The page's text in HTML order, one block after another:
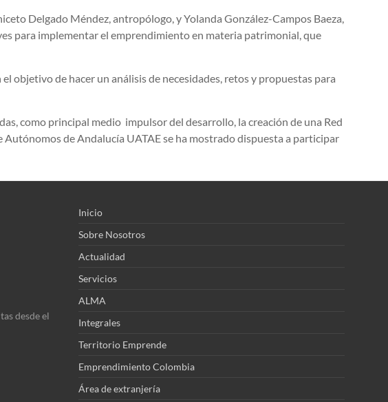
Delgado Méndez, antropólogo, y Yolanda González-Campos Baeza,
para implementar el emprendimiento en materia patrimonial, que
objetivo de hacer un análisis de necesidades, retos y propuestas para
como principal medio impulsor del desarrollo, la creación de una Red
de Andalucía UATAE se ha mostrado dispuesta a participar
desde el
Inicio
Sobre Nosotros
Actualidad
Servicios
ALMA
Integrales
Territorio Emprende
Emprendimiento Colombia
Área de extranjería